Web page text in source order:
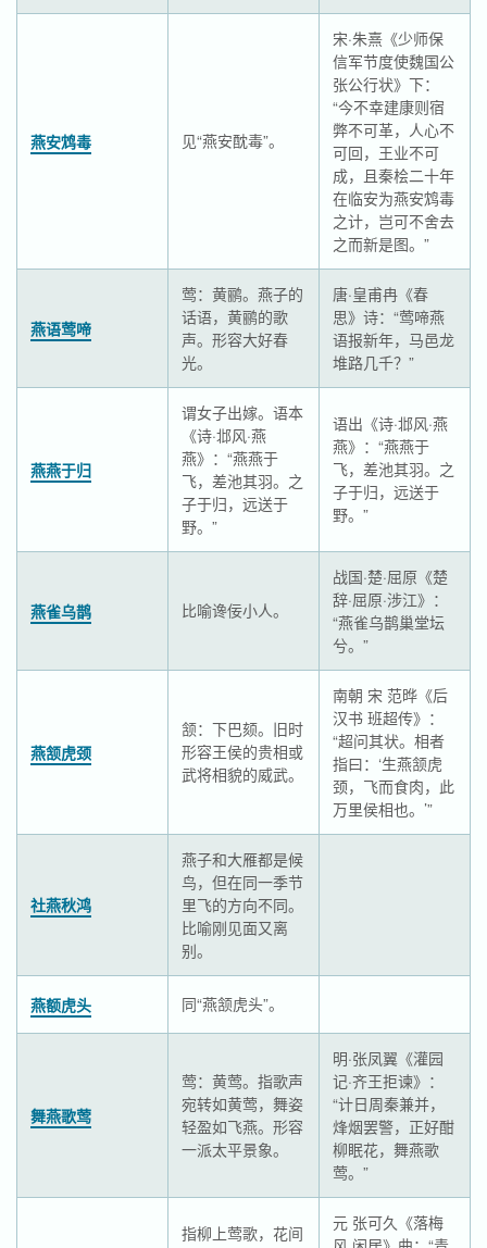
燕安鸩毒 见“燕安酖毒”。
宋·朱熹《少师保
信军节度使魏国公
张公行状》下：
“今不幸建康则宿
弊不可革，人心不
可回，王业不可
成，且秦桧二十年
在临安为燕安鸩毒
之计，岂可不舍去
之而新是图。”
燕语莺啼
莺：黄鹂。燕子的
话语，黄鹂的歌
声。形容大好春
光。
唐·皇甫冉《春
思》诗：“莺啼燕
语报新年，马邑龙
堆路几千？”
燕燕于归
谓女子出嫁。语本
《诗·邶风·燕
燕》：“燕燕于
飞，差池其羽。之
子于归，远送于
野。”
语出《诗·邶风·燕
燕》：“燕燕于
飞，差池其羽。之
子于归，远送于
野。”
燕雀乌鹊 比喻谗佞小人。
战国·楚·屈原《楚
辞·屈原·涉江》：
“燕雀乌鹊巢堂坛
兮。”
燕颔虎颈
颔：下巴颏。旧时
形容王侯的贵相或
武将相貌的威武。
南朝 宋 范晔《后
汉书 班超传》：
“超问其状。相者
指曰：‘生燕颔虎
颈，飞而食肉，此
万里侯相也。’”
社燕秋鸿
燕子和大雁都是候
鸟，但在同一季节
里飞的方向不同。
比喻刚见面又离
别。
燕额虎头 同“燕颔虎头”。
舞燕歌莺
莺：黄莺。指歌声
宛转如黄莺，舞姿
轻盈如飞燕。形容
一派太平景象。
明·张凤翼《灌园
记·齐王拒谏》：
“计日周秦兼并，
烽烟罢警，正好酣
柳眠花，舞燕歌
莺。”
指柳上莺歌，花间
元 张可久《落梅